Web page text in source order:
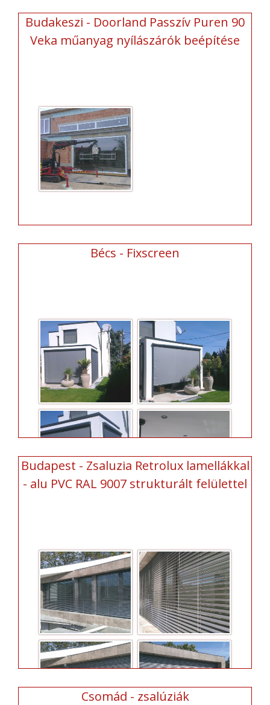
Budakeszi - Doorland Passzív Puren 90
Veka műanyag nyílászárók beépítése
Bécs - Fixscreen
Budapest - Zsaluzia Retrolux lamellákkal
- alu PVC RAL 9007 strukturált felülettel
Csomád - zsalúziák